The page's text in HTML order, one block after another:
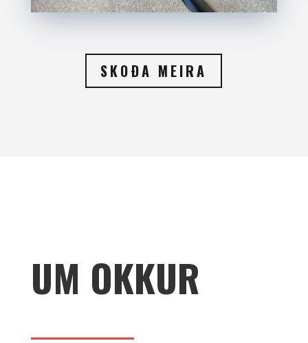
SKOÐA MEIRA
UM OKKUR